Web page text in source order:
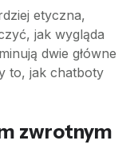
etyczna,
jak wygląda
dwie główne
to, jak chatboty
zwrotnym